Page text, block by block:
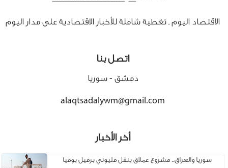
الاقتصاد اليوم ـ تغطية شاملة للأخبار الاقتصادية على مدار اليوم
اتصل بنا
دمشق - سوريا
alaqtsadalywm@gmail.com
أخر الأخبار
سوريا والعراق.. مشروع عملاق ينقل مليوني برميل يوميا